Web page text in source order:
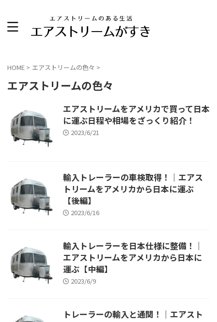
HOME > エアストリームの色々 >
エアストリームの色々
エアストリームをアメリカで買って日本
に運ぶ日程や相場をざっくり紹介！
2023/6/21
輸入トレーラーの車検取得！｜エアス
トリームをアメリカから日本に運ぶ
【後編】
2023/6/16
輸入トレーラーを日本仕様に整備！｜
エアストリームをアメリカから日本に
運ぶ【中編】
2023/6/9
トレーラーの輸入と通関！｜エアスト